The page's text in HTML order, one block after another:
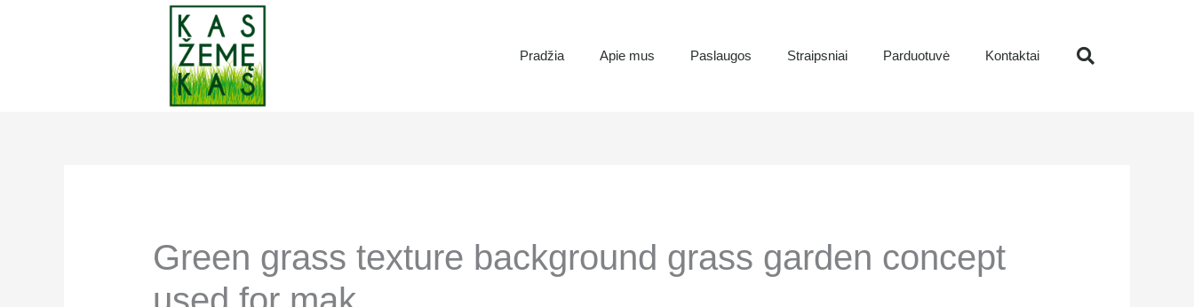
Pradžia Apie mus Paslaugos Straipsniai Parduotuvė Kontaktai
Green grass texture background grass garden concept